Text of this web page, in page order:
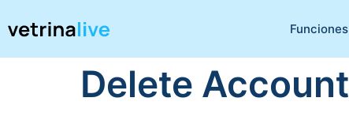
Funciones
Delete Account